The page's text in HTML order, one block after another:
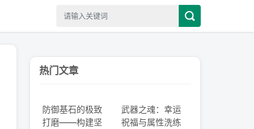
热门文章
防御基石的极致
打磨——构建坚
武器之魂：幸运
祝福与属性洗练